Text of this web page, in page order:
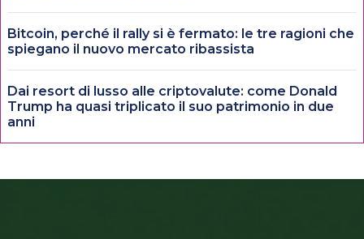
Bitcoin, perché il rally si è fermato: le tre ragioni che
spiegano il nuovo mercato ribassista
Dai resort di lusso alle criptovalute: come Donald
Trump ha quasi triplicato il suo patrimonio in due
anni